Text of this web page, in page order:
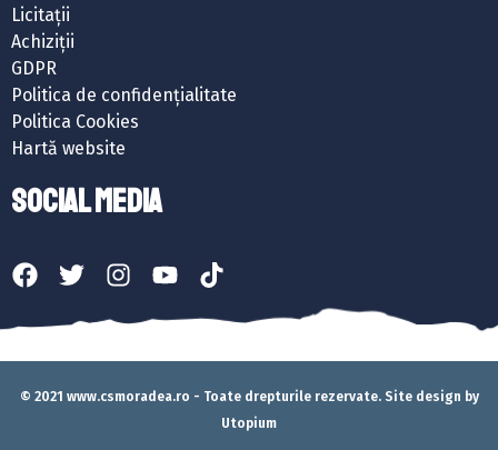
Licitații
Achiziții
GDPR
Politica de confidențialitate
Politica Cookies
Hartă website
SOCIAL MEDIA
© 2021 www.csmoradea.ro - Toate drepturile rezervate. Site design by
Utopium